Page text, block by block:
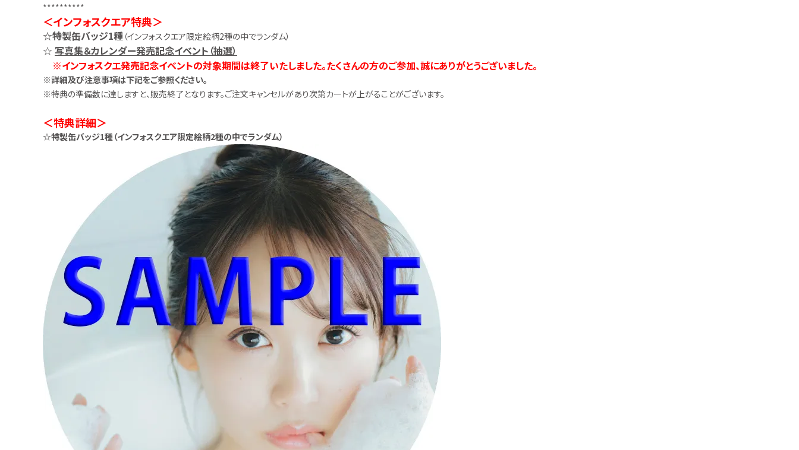
**********
＜インフォスクエア特典＞
☆特製缶バッジ1種 （インフォスクエア限定絵柄2種の中でランダム）
☆ 写真集＆カレンダー発売記念イベント（抽選）
※インフォスクエ発売記念イベントの対象期間は終了いたしました。たくさんの方のご参加、誠にありがとうございました。
※詳細及び注意事項は下記をご参照ください。
※特典の準備数に達しますと、販売終了となります。ご注文キャンセルがあり次第カートが上がることがございます。
＜特典詳細＞
☆特製缶バッジ1種（インフォスクエア限定絵柄2種の中でランダム）